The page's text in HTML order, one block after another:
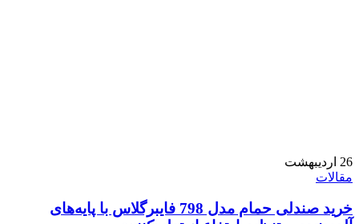
26 اردیبهشت
مقالات
خرید صندلی حمام مدل 798 فایبرگلاس با پایه‌های